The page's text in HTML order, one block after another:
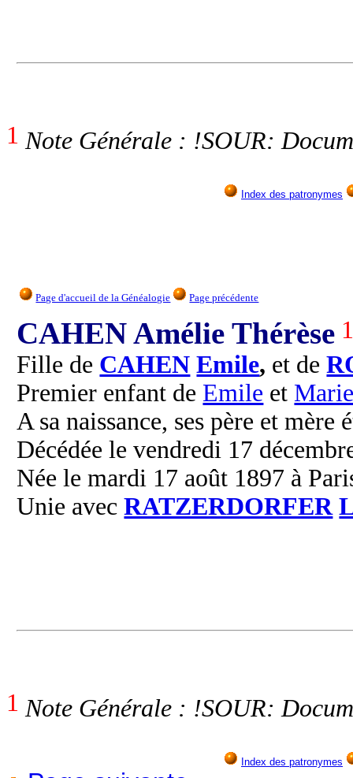
1 Note Générale : !SOUR:
Index des patronymes
Page d'accueil de la Généalogie Page précédente
CAHEN Amélie Thérèse
Fille de CAHEN Emile, et de
Premier enfant de Emile et
A sa naissance, ses père et mère
Décédée le vendredi 17
Née le mardi 17 août 1897 à
Unie avecRATZERDORFER
1 Note Générale : !SOUR:
Index des patronymes